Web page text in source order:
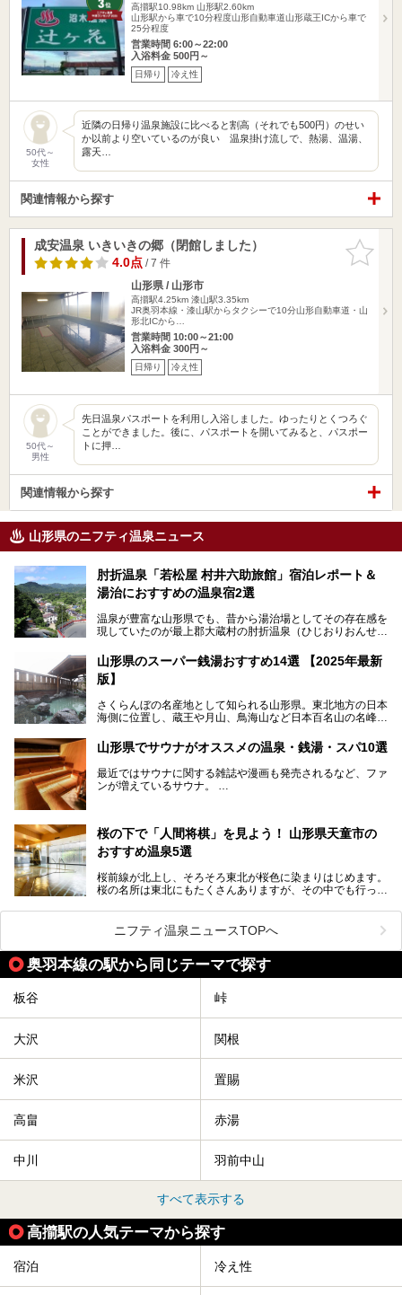
高擶駅10.98km 山形駅2.60km
山形駅から車で10分程度山形自動車道山形蔵王ICから車で
25分程度
営業時間 6:00～22:00
入浴料金 500円～
日帰り 冷え性
50代～
女性
近隣の日帰り温泉施設に比べると割高（それでも500円）のせい
か以前より空いているのが良い 温泉掛け流しで、熱湯、温湯、
露天…
関連情報から探す
お気に入
りに追加
成安温泉 いきいきの郷（閉館しました）
4.0点/ 7 件
山形県 / 山形市
高擶駅4.25km 漆山駅3.35km
JR奥羽本線・漆山駅からタクシーで10分山形自動車道・山
形北ICから…
営業時間 10:00～21:00
入浴料金 300円～
日帰り 冷え性
50代～
男性
先日温泉パスポートを利用し入浴しました。ゆったりとくつろぐ
ことができました。後に、パスポートを開いてみると、パスポー
トに押…
関連情報から探す
山形県のニフティ温泉ニュース
肘折温泉「若松屋 村井六助旅館」宿泊レポート＆
湯治におすすめの温泉宿2選
温泉が豊富な山形県でも、昔から湯治場としてその存在感を
現していたのが最上郡大蔵村の肘折温泉（ひじおりおんせ
今回はその肘折温泉の「若松屋 村井六助旅館」に宿泊した
体験レポートとおすすめの温泉宿を2軒ご紹介します。
鄙びた風情があり、源泉掛け流しの旅館も多い肘折温泉は、
す。
山形県のスーパー銭湯おすすめ14選 【2025年最新
版】
さくらんぼの名産地として知られる山形県。東北地方の日本
海側に位置し、蔵王や月山、鳥海山など日本百名山の名峰や
の細道」全行程の1/3にあたる期間を山形県で過ごしたとい
われることからも、山形の深い魅力がうかがえます。
山形県はまた、県内全域に多様な温泉があり、35ある市町
村のすべてで温泉が湧いているという温泉県。そんな山形県
でぜひチェックしたいスーパー銭湯をご紹介します。
山形県でサウナがオススメの温泉・銭湯・スパ10選
最近ではサウナに関する雑誌や漫画も発売されるなど、ファ
ンが増えているサウナ。
こだわりを持つ施設も増えています。
今回はそんな今話題のサウナが楽しめる、山形県内にあるオ
ススメ温泉・銭湯・スパを10件まとめてご紹介します。
桜の下で「人間将棋」を見よう！ 山形県天童市の
おすすめ温泉5選
桜前線が北上し、そろそろ東北が桜色に染まりはじめます。
桜の名所は東北にもたくさんありますが、その中でも行って
舞鶴山の山頂まで軽いハイキングの気分で登れば、そこでは
なんと「人間将棋」が行われているのです！
「人間将棋」とは昭和31年から毎年春に山形県天童市で行
われている一大イベントで、甲冑や着物姿の武者に扮した人
間が将棋の駒となり、対局を行っているのです。
人気漫画「３月のライオン」の中でもこの人間将棋のシーン
りに、思わず吹き出してしまった読者もいることでしょう。
われます。また、23日は「天童百面指し」が行われ、人間
とができます。
天童市には温泉も多数あるので、桜と人間将棋を見た後はゆ
っくり温泉に浸かってはいかがでしょうか。
今回は山形県天童市のおすすめ温泉をご紹介します！
ニフティ温泉ニュースTOPへ
奥羽本線の駅から同じテーマで探す
板谷 峠
大沢 関根
米沢 置賜
高畠 赤湯
中川 羽前中山
すべて表示する
高擶駅の人気テーマから探す
宿泊 冷え性